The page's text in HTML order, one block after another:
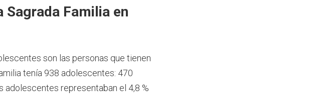
Familia en
son las personas que tienen
tenía 938 adolescentes: 470
adolescentes representaban el 4,8 %